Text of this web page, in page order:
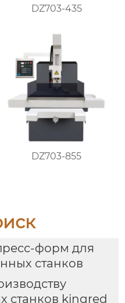
DZ703-435
DZ703-855
форм для
станков
станков kingred